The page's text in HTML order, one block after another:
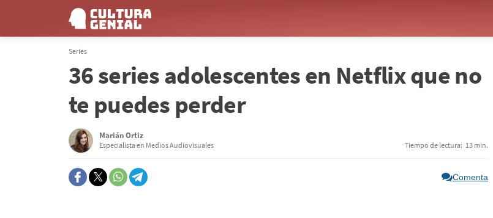
Series
36 series adolescentes en Netflix que no
te puedes perder
Marián Ortiz
Especialista en Medios Audiovisuales Tiempo de lectura: 13 min.
Comenta